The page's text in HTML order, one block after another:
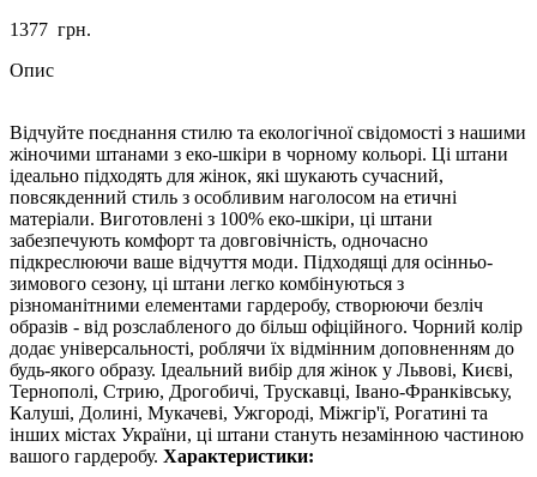
1377 грн.
Опис
Відчуйте поєднання стилю та екологічної свідомості з нашими
жіночими штанами з еко-шкіри в чорному кольорі. Ці штани
ідеально підходять для жінок, які шукають сучасний,
повсякденний стиль з особливим наголосом на етичні
матеріали. Виготовлені з 100% еко-шкіри, ці штани
забезпечують комфорт та довговічність, одночасно
підкреслюючи ваше відчуття моди. Підходящі для осінньо-
зимового сезону, ці штани легко комбінуються з
різноманітними елементами гардеробу, створюючи безліч
образів - від розслабленого до більш офіційного. Чорний колір
додає універсальності, роблячи їх відмінним доповненням до
будь-якого образу. Ідеальний вибір для жінок у Львові, Києві,
Тернополі, Стрию, Дрогобичі, Трускавці, Івано-Франківську,
Калуші, Долині, Мукачеві, Ужгороді, Міжгір'ї, Рогатині та
інших містах України, ці штани стануть незамінною частиною
вашого гардеробу. Характеристики: